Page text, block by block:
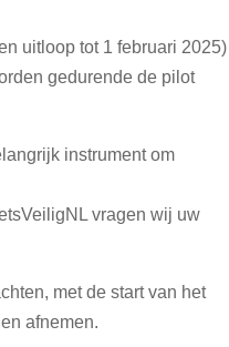
uitloop tot 1 februari 2025)
gedurende de pilot
instrument om
vragen wij uw
met de start van het
afnemen.